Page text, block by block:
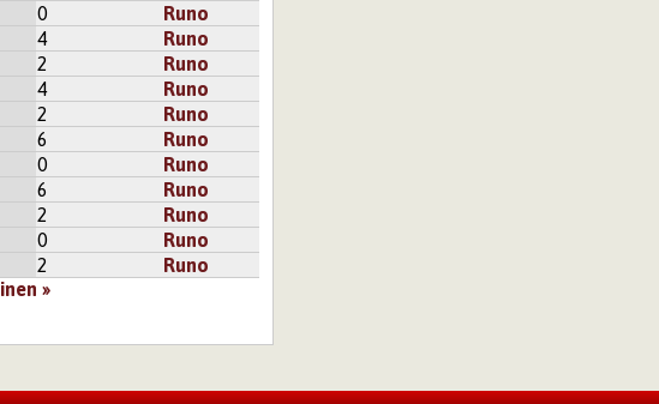
0
Runo
4
Runo
2
Runo
4
Runo
2
Runo
6
Runo
0
Runo
6
Runo
2
Runo
0
Runo
2 Runo
»